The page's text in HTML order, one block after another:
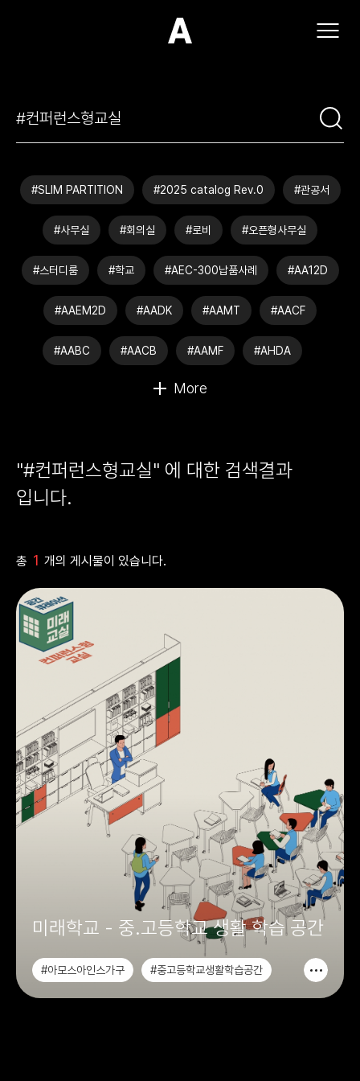
(주)아모스아인스가구
#SLIM PARTITION #2025 catalog Rev.0 #관공서
#사무실 #회의실 #로비 #오픈형사무실
#스터디룸 #학교 #AEC-300납품사례 #AA12D
#AAEM2D #AADK #AAMT #AACF
#AABC #AACB #AAMF #AHDA
"#컨퍼런스형교실" 에 대한 검색결과
입니다.
총 1 개의 게시물이 있습니다.
미래학교 - 중.고등학교 생활 학습 공간
#아모스아인스가구
#중고등학교생활학습공간